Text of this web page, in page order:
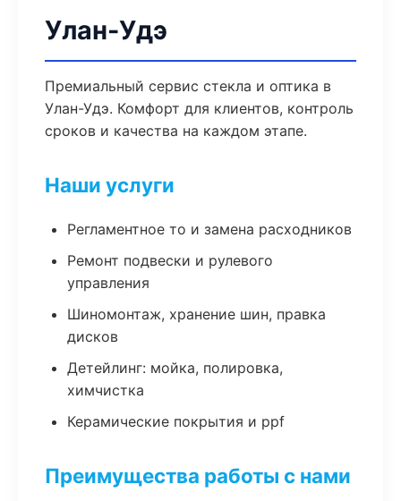
Улан-Удэ
Премиальный сервис стекла и оптика в
Улан-Удэ. Комфорт для клиентов, контроль
сроков и качества на каждом этапе.
Наши услуги
Регламентное то и замена расходников
Ремонт подвески и рулевого
управления
Шиномонтаж, хранение шин, правка
дисков
Детейлинг: мойка, полировка,
химчистка
Керамические покрытия и ppf
Преимущества работы с нами